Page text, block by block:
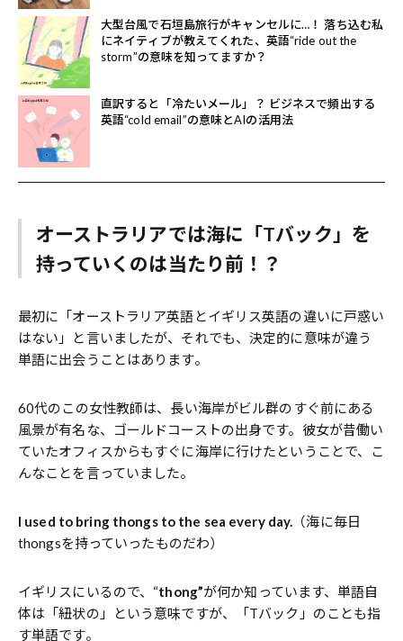
大型台風で石垣島旅行がキャンセルに…！ 落ち込む私
にネイティブが教えてくれた、英語“ride out the
storm”の意味を知ってますか？
直訳すると「冷たいメール」？ ビジネスで頻出する
英語“cold email”の意味とAIの活用法
オーストラリアでは海に「Tバック」を
持っていくのは当たり前！？
最初に「オーストラリア英語とイギリス英語の違いに戸惑い
はない」と言いましたが、それでも、決定的に意味が違う
単語に出会うことはあります。
60代のこの女性教師は、長い海岸がビル群のすぐ前にある
風景が有名な、ゴールドコーストの出身です。彼女が昔働い
ていたオフィスからもすぐに海岸に行けたということで、こ
んなことを言っていました。
I used to bring thongs to the sea every day. （海に毎日
thongsを持っていったものだわ）
イギリスにいるので、“thong”が何か知っています、単語自
体は「紐状の」という意味ですが、「Tバック」のことも指
す単語です。